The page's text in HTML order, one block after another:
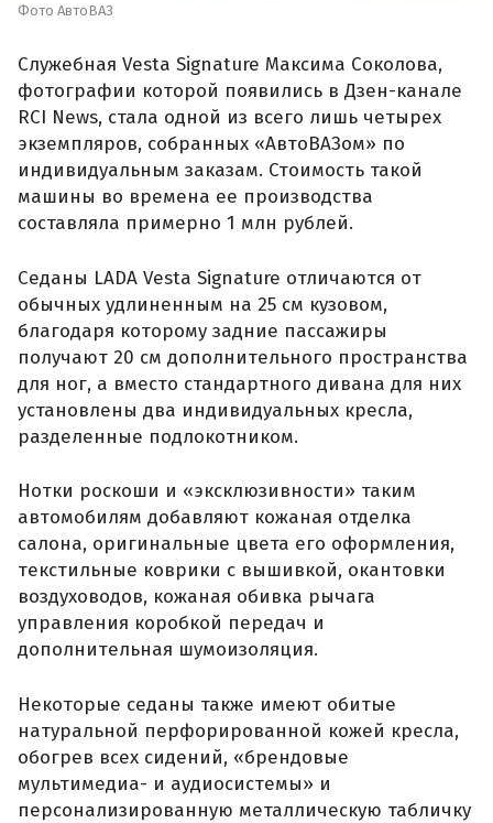
Фото АвтоВАЗ
Служебная Vesta Signature Максима Соколова,
фотографии которой появились в Дзен-канале
RCI News, стала одной из всего лишь четырех
экземпляров, собранных «АвтоВАЗом» по
индивидуальным заказам. Стоимость такой
машины во времена ее производства
составляла примерно 1 млн рублей.
Седаны LADA Vesta Signature отличаются от
обычных удлиненным на 25 см кузовом,
благодаря которому задние пассажиры
получают 20 см дополнительного пространства
для ног, а вместо стандартного дивана для них
установлены два индивидуальных кресла,
разделенные подлокотником.
Нотки роскоши и «эксклюзивности» таким
автомобилям добавляют кожаная отделка
салона, оригинальные цвета его оформления,
текстильные коврики с вышивкой, окантовки
воздуховодов, кожаная обивка рычага
управления коробкой передач и
дополнительная шумоизоляция.
Некоторые седаны также имеют обитые
натуральной перфорированной кожей кресла,
обогрев всех сидений, «брендовые
мультимедиа- и аудиосистемы» и
персонализированную металлическую табличку